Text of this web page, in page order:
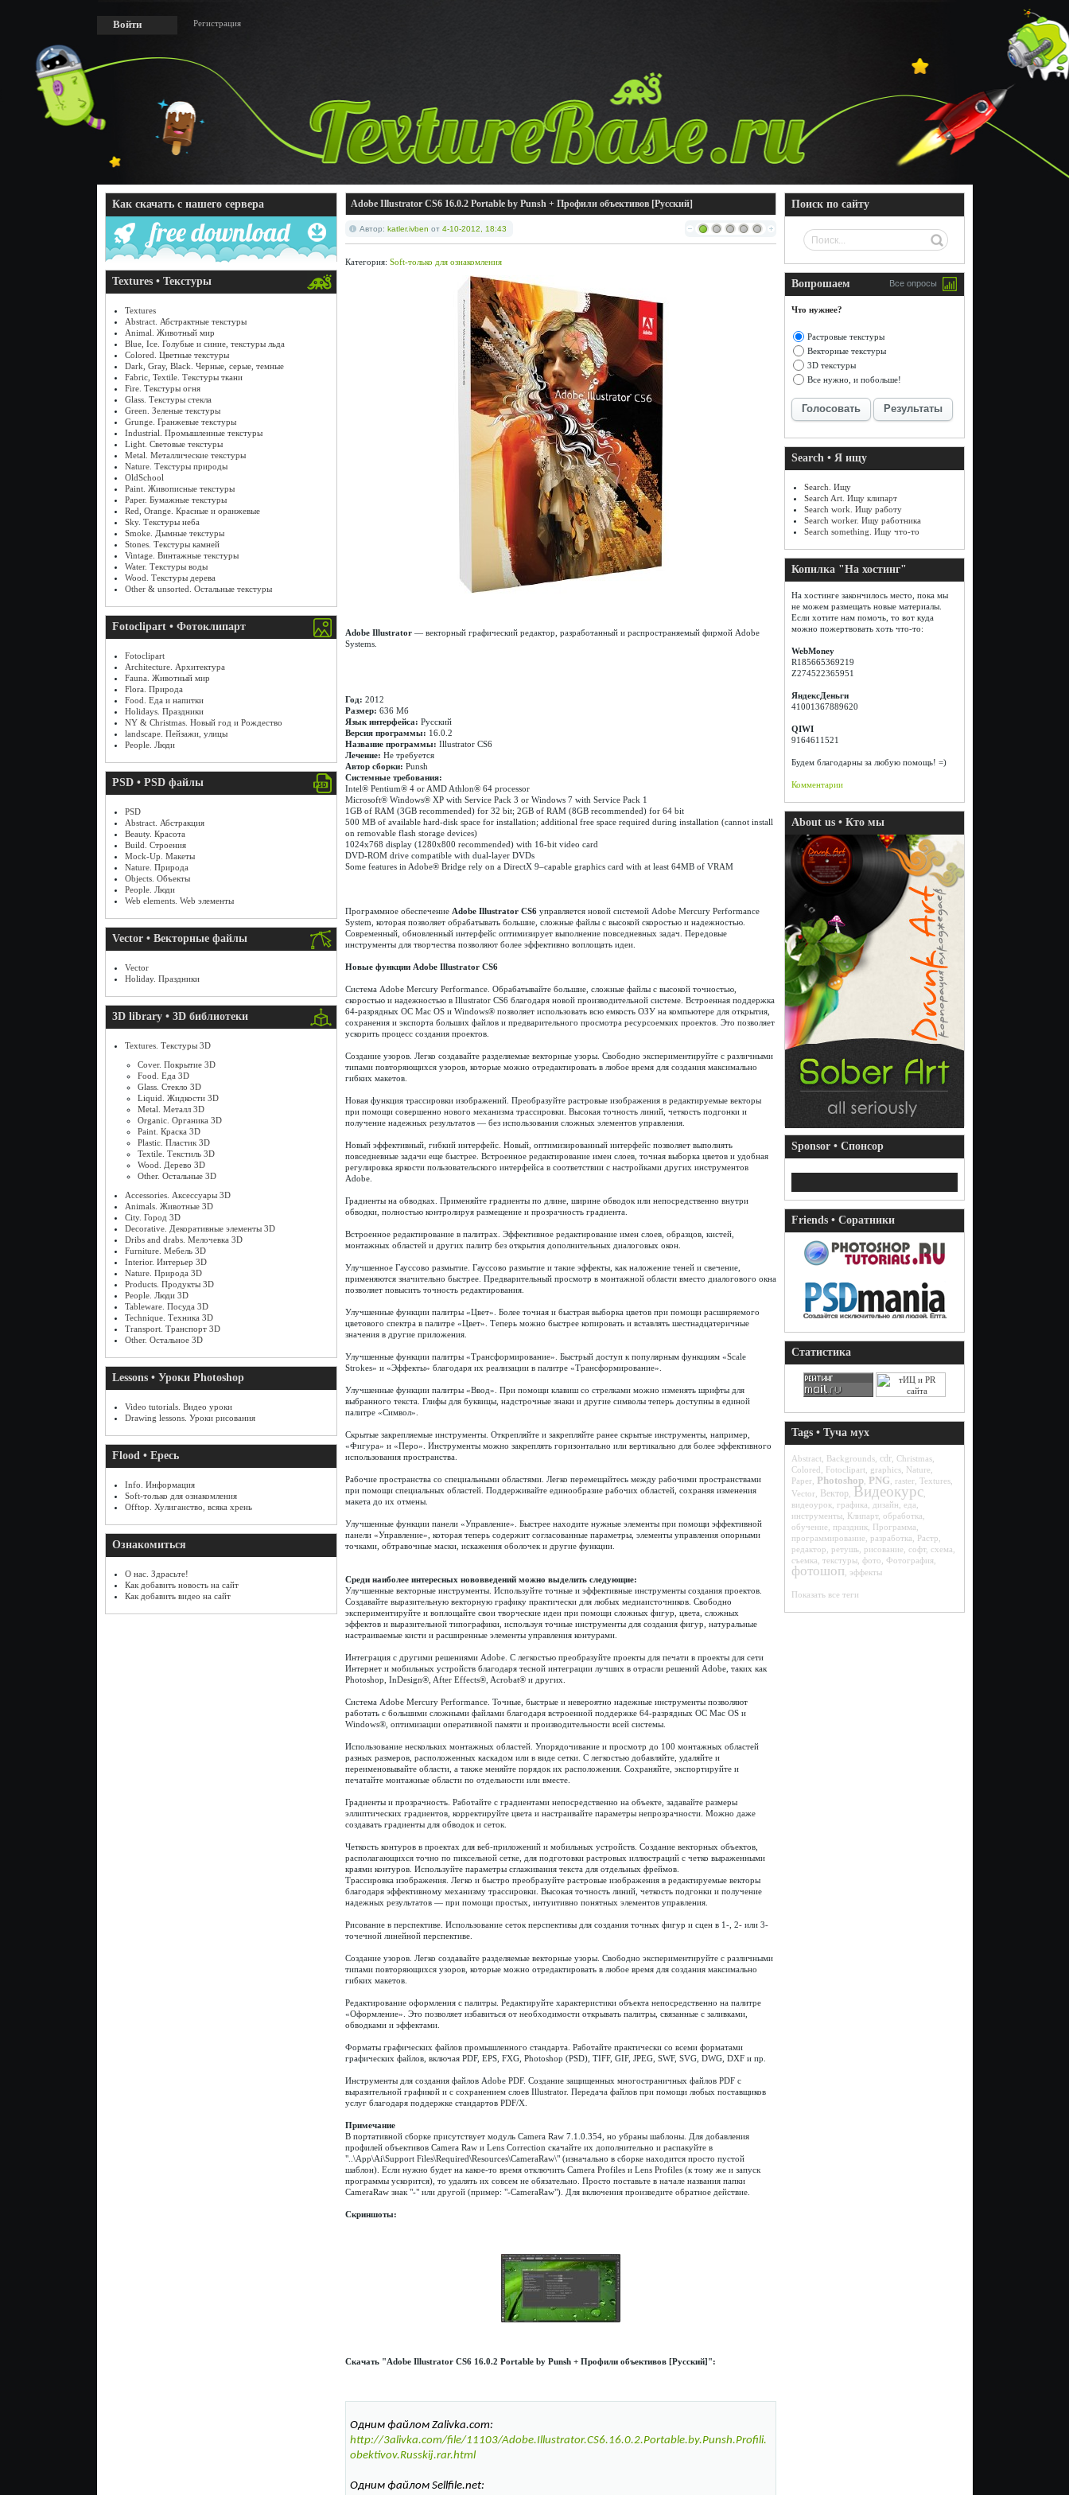
Войти Регистрация
Как скачать с нашего сервера
Textures • Текстуры
Textures
Abstract. Абстрактные текстуры
Animal. Животный мир
Blue, Ice. Голубые и синие, текстуры льда
Colored. Цветные текстуры
Dark, Gray, Black. Черные, серые, темные
Fabric, Textile. Текстуры ткани
Fire. Текстуры огня
Glass. Текстуры стекла
Green. Зеленые текстуры
Grunge. Гранжевые текстуры
Industrial. Промышленные текстуры
Light. Световые текстуры
Metal. Металлические текстуры
Nature. Текстуры природы
OldSchool
Paint. Живописные текстуры
Paper. Бумажные текстуры
Red, Orange. Красные и оранжевые
Sky. Текстуры неба
Smoke. Дымные текстуры
Stones. Текстуры камней
Vintage. Винтажные текстуры
Water. Текстуры воды
Wood. Текстуры дерева
Other & unsorted. Остальные текстуры
Fotoclipart • Фотоклипарт
Fotoclipart
Architecture. Архитектура
Fauna. Животный мир
Flora. Природа
Food. Еда и напитки
Holidays. Праздники
NY & Christmas. Новый год и Рождество
landscape. Пейзажи, улицы
People. Люди
PSD • PSD файлы
PSD
Abstract. Абстракция
Beauty. Красота
Build. Строения
Mock-Up. Макеты
Nature. Природа
Objects. Объекты
People. Люди
Web elements. Web элементы
Vector • Векторные файлы
Vector
Holiday. Праздники
3D library • 3D библиотеки
Textures. Текстуры 3D
Cover. Покрытие 3D
Food. Еда 3D
Glass. Стекло 3D
Liquid. Жидкости 3D
Metal. Металл 3D
Organic. Органика 3D
Paint. Краска 3D
Plastic. Пластик 3D
Textile. Текстиль 3D
Wood. Дерево 3D
Other. Остальные 3D
Accessories. Аксессуары 3D
Animals. Животные 3D
City. Город 3D
Decorative. Декоративные элементы 3D
Dribs and drabs. Мелочевка 3D
Furniture. Мебель 3D
Interior. Интерьер 3D
Nature. Природа 3D
Products. Продукты 3D
People. Люди 3D
Tableware. Посуда 3D
Technique. Техника 3D
Transport. Транспорт 3D
Other. Остальное 3D
Lessons • Уроки Photoshop
Video tutorials. Видео уроки
Drawing lessons. Уроки рисования
Flood • Ересь
Info. Информация
Soft-только для ознакомления
Offtop. Хулиганство, всяка хрень
Ознакомиться
О нас. Здрасьте!
Как добавить новость на сайт
Как добавить видео на сайт
Adobe Illustrator CS6 16.0.2 Portable by Punsh + Профили объективов [Русский]
Автор: katler.ivben от 4-10-2012, 18:43
Категория: Soft-только для ознакомления
Adobe Illustrator— векторный графический редактор, разработанный и распространяемый фирмой Adobe
Systems.
Год: 2012
Размер: 636 Мб
Язык интерфейса: Русский
Версия программы: 16.0.2
Название программы: Illustrator CS6
Лечение: Не требуется
Автор сборки: Punsh
Системные требования:
Intel® Pentium® 4 or AMD Athlon® 64 processor
Microsoft® Windows® XP with Service Pack 3 or Windows 7 with Service Pack 1
1GB of RAM (3GB recommended) for 32 bit; 2GB of RAM (8GB recommended) for 64 bit
500 MB of available hard-disk space for installation; additional free space required during installation (cannot install
on removable flash storage devices)
1024x768 display (1280x800 recommended) with 16-bit video card
DVD-ROM drive compatible with dual-layer DVDs
Some features in Adobe® Bridge rely on a DirectX 9–capable graphics card with at least 64MB of VRAM
Программное обеспечение Adobe Illustrator CS6управляется новой системой Adobe Mercury Performance
System, которая позволяет обрабатывать большие, сложные файлы с высокой скоростью и надежностью.
Современный, обновленный интерфейс оптимизирует выполнение повседневных задач. Передовые
инструменты для творчества позволяют более эффективно воплощать идеи.
Новые функции Adobe Illustrator CS6
Система Adobe Mercury Performance. Обрабатывайте большие, сложные файлы с высокой точностью,
скоростью и надежностью в Illustrator CS6 благодаря новой производительной системе. Встроенная поддержка
64-разрядных ОС Mac OS и Windows® позволяет использовать всю емкость ОЗУ на компьютере для открытия,
сохранения и экспорта больших файлов и предварительного просмотра ресурсоемких проектов. Это позволяет
ускорить процесс создания проектов.
Создание узоров. Легко создавайте разделяемые векторные узоры. Свободно экспериментируйте с различными
типами повторяющихся узоров, которые можно отредактировать в любое время для создания максимально
гибких макетов.
Новая функция трассировки изображений. Преобразуйте растровые изображения в редактируемые векторы
при помощи совершенно нового механизма трассировки. Высокая точность линий, четкость подгонки и
получение надежных результатов — без использования сложных элементов управления.
Новый эффективный, гибкий интерфейс. Новый, оптимизированный интерфейс позволяет выполнять
повседневные задачи еще быстрее. Встроенное редактирование имен слоев, точная выборка цветов и удобная
регулировка яркости пользовательского интерфейса в соответствии с настройками других инструментов
Adobe.
Градиенты на обводках. Применяйте градиенты по длине, ширине обводок или непосредственно внутри
обводки, полностью контролируя размещение и прозрачность градиента.
Встроенное редактирование в палитрах. Эффективное редактирование имен слоев, образцов, кистей,
монтажных областей и других палитр без открытия дополнительных диалоговых окон.
Улучшенное Гауссово размытие. Гауссово размытие и такие эффекты, как наложение теней и свечение,
применяются значительно быстрее. Предварительный просмотр в монтажной области вместо диалогового окна
позволяет повысить точность редактирования.
Улучшенные функции палитры «Цвет». Более точная и быстрая выборка цветов при помощи расширяемого
цветового спектра в палитре «Цвет». Теперь можно быстрее копировать и вставлять шестнадцатеричные
значения в другие приложения.
Улучшенные функции палитры «Трансформирование». Быстрый доступ к популярным функциям «Scale
Strokes» и «Эффекты» благодаря их реализации в палитре «Трансформирование».
Улучшенные функции палитры «Ввод». При помощи клавиш со стрелками можно изменять шрифты для
выбранного текста. Глифы для буквицы, надстрочные знаки и другие символы теперь доступны в единой
палитре «Символ».
Скрытые закрепляемые инструменты. Открепляйте и закрепляйте ранее скрытые инструменты, например,
«Фигура» и «Перо». Инструменты можно закреплять горизонтально или вертикально для более эффективного
использования пространства.
Рабочие пространства со специальными областями. Легко перемещайтесь между рабочими пространствами
при помощи специальных областей. Поддерживайте единообразие рабочих областей, сохраняя изменения
макета до их отмены.
Улучшенные функции панели «Управление». Быстрее находите нужные элементы при помощи эффективной
панели «Управление», которая теперь содержит согласованные параметры, элементы управления опорными
точками, обтравочные маски, искажения оболочек и другие функции.
Среди наиболее интересных нововведений можно выделить следующие:
Улучшенные векторные инструменты. Используйте точные и эффективные инструменты создания проектов.
Создавайте выразительную векторную графику практически для любых медиаисточников. Свободно
экспериментируйте и воплощайте свои творческие идеи при помощи сложных фигур, цвета, сложных
эффектов и выразительной типографики, используя точные инструменты для создания фигур, натуральные
настраиваемые кисти и расширенные элементы управления контурами.
Интеграция с другими решениями Adobe. С легкостью преобразуйте проекты для печати в проекты для сети
Интернет и мобильных устройств благодаря тесной интеграции лучших в отрасли решений Adobe, таких как
Photoshop, InDesign®, After Effects®, Acrobat® и других.
Система Adobe Mercury Performance. Точные, быстрые и невероятно надежные инструменты позволяют
работать с большими сложными файлами благодаря встроенной поддержке 64-разрядных ОС Mac OS и
Windows®, оптимизации оперативной памяти и производительности всей системы.
Использование нескольких монтажных областей. Упорядочивание и просмотр до 100 монтажных областей
разных размеров, расположенных каскадом или в виде сетки. С легкостью добавляйте, удаляйте и
переименовывайте области, а также меняйте порядок их расположения. Сохраняйте, экспортируйте и
печатайте монтажные области по отдельности или вместе.
Градиенты и прозрачность. Работайте с градиентами непосредственно на объекте, задавайте размеры
эллиптических градиентов, корректируйте цвета и настраивайте параметры непрозрачности. Можно даже
создавать градиенты для обводок и сеток.
Четкость контуров в проектах для веб-приложений и мобильных устройств. Создание векторных объектов,
располагающихся точно по пиксельной сетке, для подготовки растровых иллюстраций с четко выраженными
краями контуров. Используйте параметры сглаживания текста для отдельных фреймов.
Трассировка изображения. Легко и быстро преобразуйте растровые изображения в редактируемые векторы
благодаря эффективному механизму трассировки. Высокая точность линий, четкость подгонки и получение
надежных результатов — при помощи простых, интуитивно понятных элементов управления.
Рисование в перспективе. Использование сеток перспективы для создания точных фигур и сцен в 1-, 2- или 3-
точечной линейной перспективе.
Создание узоров. Легко создавайте разделяемые векторные узоры. Свободно экспериментируйте с различными
типами повторяющихся узоров, которые можно отредактировать в любое время для создания максимально
гибких макетов.
Редактирование оформления с палитры. Редактируйте характеристики объекта непосредственно на палитре
«Оформление». Это позволяет избавиться от необходимости открывать палитры, связанные с заливками,
обводками и эффектами.
Форматы графических файлов промышленного стандарта. Работайте практически со всеми форматами
графических файлов, включая PDF, EPS, FXG, Photoshop (PSD), TIFF, GIF, JPEG, SWF, SVG, DWG, DXF и пр.
Инструменты для создания файлов Adobe PDF. Создание защищенных многостраничных файлов PDF с
выразительной графикой и с сохранением слоев Illustrator. Передача файлов при помощи любых поставщиков
услуг благодаря поддержке стандартов PDF/X.
Примечание
В портативной сборке присутствует модуль Camera Raw 7.1.0.354, но убраны шаблоны. Для добавления
профилей объективов Camera Raw и Lens Correction скачайте их дополнительно и распакуйте в
"..\App\Ai\Support Files\Required\Resources\CameraRaw\" (изначально в сборке находится просто пустой
шаблон). Если нужно будет на какое-то время отключить Camera Profiles и Lens Profiles (к тому же и запуск
программы ускорится), то удалять их совсем не обязательно. Просто поставьте в начале названия папки
CameraRaw знак "-" или другой (пример: "-CameraRaw"). Для включения произведите обратное действие.
Скриншоты:
Скачать "Adobe Illustrator CS6 16.0.2 Portable by Punsh + Профили объективов [Русский]":
Одним файлом Zalivka.com:
http://3alivka.com/file/11103/Adobe.Illustrator.CS6.16.0.2.Portable.by.Punsh.Profili.
obektivov.Russkij.rar.html
Одним файлом Sellfile.net:
Поиск по сайту
Вопрошаем Все опросы
Что нужнее?
Растровые текстуры
Векторные текстуры
3D текстуры
Все нужно, и побольше!
Голосовать Результаты
Search • Я ищу
Search. Ищу
Search Art. Ищу клипарт
Search work. Ищу работу
Search worker. Ищу работника
Search something. Ищу что-то
Копилка "На хостинг"
На хостинге закончилось место, пока мы
не можем размещать новые материалы.
Если хотите нам помочь, то вот куда
можно пожертвовать хоть что-то:
WebMoney
R185665369219
Z274522365951
ЯндексДеньги
41001367889620
QIWI
9164611521
Будем благодарны за любую помощь! =)
Комментарии
About us • Кто мы
Sponsor • Спонсор
Friends • Соратники
Статистика
Tags • Туча мух
Abstract Backgrounds, cdr, Christmas,
Colored
Fotoclipart graphics, Nature
Paper, Photoshop, PNG raster, Textures,
Vector, Вектор, Видеокурс,
видеоурок, графика дизайн еда
инструменты, Клипарт, обработка
обучение
праздник, Программа
программирование
разработка Растр
редактор
ретушь, рисование софт, схема
съемка текстуры, фото Фотография,
фотошоп эффекты
Показать все теги